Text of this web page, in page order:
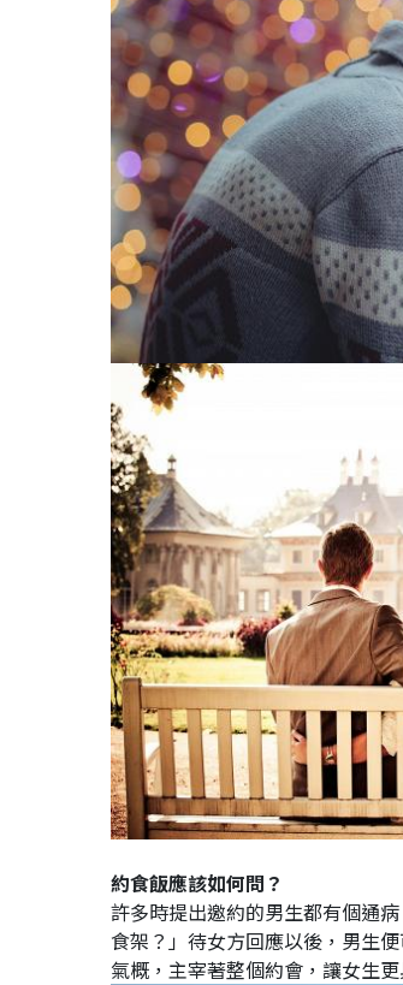
約食飯應該如何問？
許多時提出邀約的男生都有個通
食架？」待女方回應以後，男生
氣概，主宰著整個約會，讓女生更